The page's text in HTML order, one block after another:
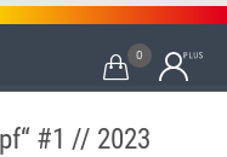
 0
#1 // 2023